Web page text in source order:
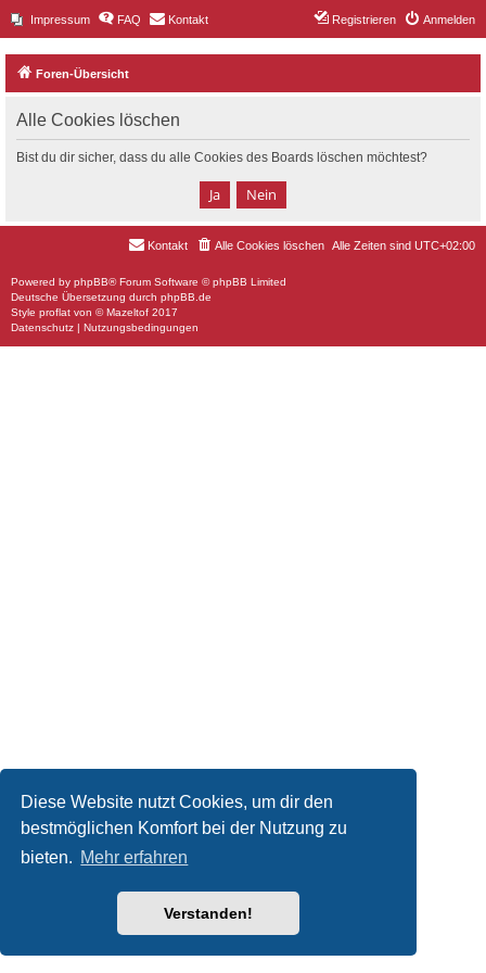
Diese Website nutzt Cookies, um dir den
bestmöglichen Komfort bei der Nutzung zu
bieten. Mehr erfahren
Verstanden!
Impressum FAQ Kontakt Anmelden
Registrieren
Foren-Übersicht
Alle Cookies löschen
Bist du dir sicher, dass du alle Cookies des Boards löschen möchtest?
Alle Zeiten sind UTC+02:00
Alle Cookies löschen
Kontakt
Powered by phpBB® Forum Software © phpBB Limited
Deutsche Übersetzung durch phpBB.de
Style proflat von ©Mazeltof 2017
Datenschutz | Nutzungsbedingungen